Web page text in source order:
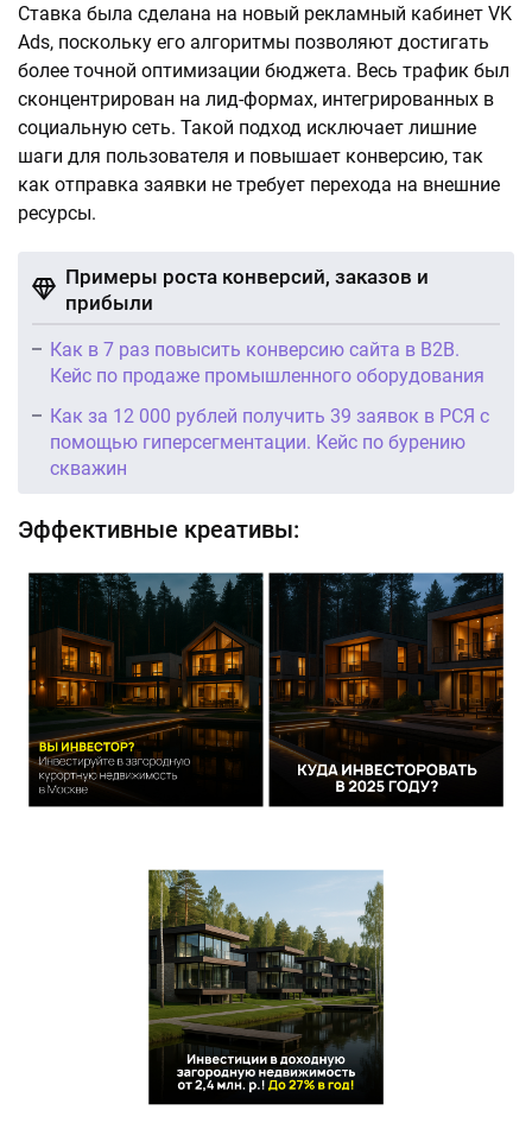
Ставка была сделана на новый рекламный кабинет VK
Ads, поскольку его алгоритмы позволяют достигать
более точной оптимизации бюджета. Весь трафик был
сконцентрирован на лид-формах, интегрированных в
социальную сеть. Такой подход исключает лишние
шаги для пользователя и повышает конверсию, так
как отправка заявки не требует перехода на внешние
ресурсы.
Примеры роста конверсий, заказов и
прибыли
Как в 7 раз повысить конверсию сайта в B2B.
Кейс по продаже промышленного оборудования
Как за 12 000 рублей получить 39 заявок в РСЯ с
помощью гиперсегментации. Кейс по бурению
скважин
Эффективные креативы: